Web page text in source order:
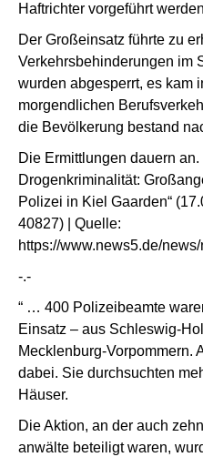
Haftrichter vorgeführt
Der Großeinsatz führte zu
Verkehrsbehinderungen im
wurden abgesperrt, es kam
morgendlichen
die Bevölkerung bestand
Die Ermittlungen dauern
Drogenkriminalität:
Polizei in Kiel Gaarden“
40827) | Quelle:
https://www.news5.de/
-.-
“ … 400 Polizeibeamte
Einsatz – aus Schleswig-
Mecklenburg-Vorpommern.
dabei. Sie durchsuchten
Häuser.
Die Aktion, an der auch
anwälte beteiligt waren,